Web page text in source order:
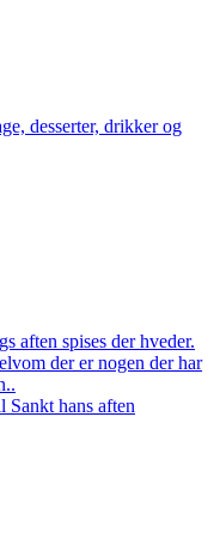
desserter, drikker og
aften spises der hveder.
der er nogen der har
Sankt hans aften